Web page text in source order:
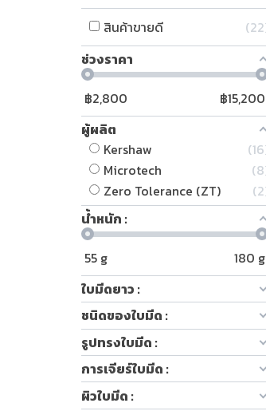
สินค้าขายดี
22
ช่วงราคา
฿2,800 ฿15,200
ผู้ผลิต
Kershaw
16
Microtech
8
Zero Tolerance (ZT)
2
น้ำหนัก :
55 g 180 g
ใบมีดยาว :
ชนิดของใบมีด :
รูปทรงใบมีด :
การเจียร์ใบมีด :
ผิวใบมีด :